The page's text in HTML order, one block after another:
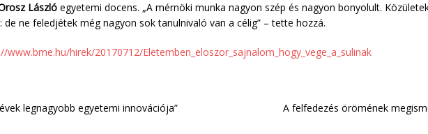
László egyetemi docens. „A mérnöki munka nagyon szép és nagyon bonyolult.
de ne feledjétek még nagyon sok tanulnivaló van a célig” – tette hozzá.
www.bme.hu/hirek/20170712/Eletemben_eloszor_sajnalom_hogy_vege_a_sulinak
legnagyobb egyetemi innovációja” A felfedezés örömének